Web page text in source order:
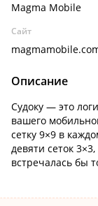
Magma Mobile
Сайт
Описание
Судоку — это
вашего
сетку 9×9 в
девяти сеток
встречалась бы